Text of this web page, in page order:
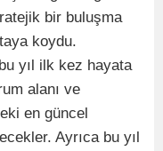
bir buluşma
koydu.
yıl ilk kez hayata
alanı ve
en güncel
Ayrıca bu yıl